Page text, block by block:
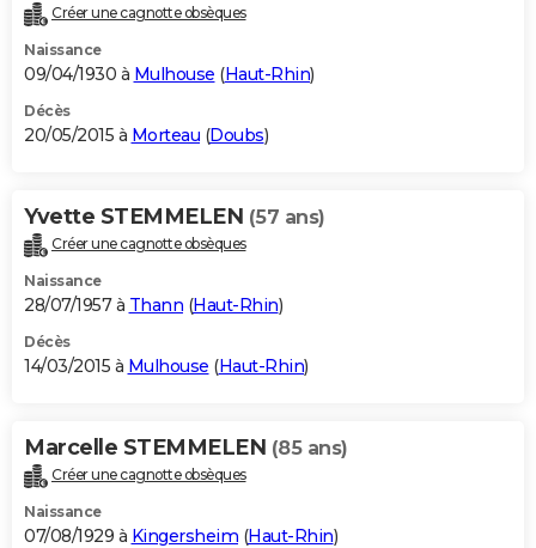
Créer une cagnotte obsèques
Naissance
09/04/1930 à Mulhouse (Haut-Rhin)
Décès
20/05/2015 à Morteau (Doubs)
Yvette STEMMELEN (57 ans)
Créer une cagnotte obsèques
Naissance
28/07/1957 à Thann (Haut-Rhin)
Décès
14/03/2015 à Mulhouse (Haut-Rhin)
Marcelle STEMMELEN (85 ans)
Créer une cagnotte obsèques
Naissance
07/08/1929 à Kingersheim (Haut-Rhin)